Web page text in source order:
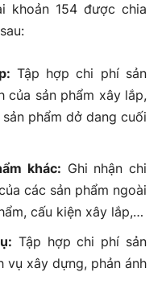
154 được chia
Tập hợp chi phí sản
của sản phẩm xây lắp,
phẩm dở dang cuối
khác: Ghi nhận chi
các sản phẩm ngoài
cấu kiện xây lắp,…
Tập hợp chi phí sản
vụ xây dựng, phản ánh